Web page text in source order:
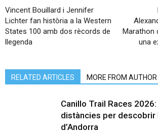
Vincent Bouillard i Jennifer
Lichter fan història a la Western
States 100 amb dos rècords de
llegenda
Marathon
una
RELATED ARTICLES MORE FROM AUTHOR
Canillo Trail Races
distàncies per descobrir
d’Andorra